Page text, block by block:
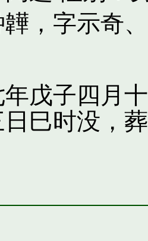
韡，字示奇、
戊子四月
巳时没，